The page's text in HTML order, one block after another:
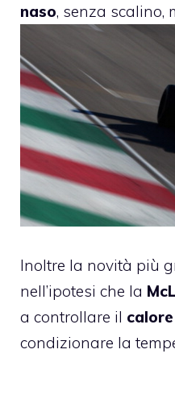
naso, senza scalino,
Inoltre la novità più
nell’ipotesi che la
a controllare il
condizionare la